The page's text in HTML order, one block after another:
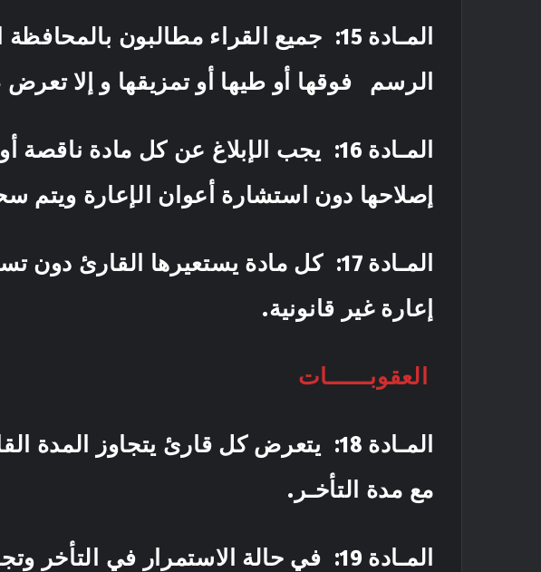
المـادة 15
: جميع القراء مطالبون بالمحافظة
الرسم فوقها أو طيها أو تمزيقها و
المـادة 16
: يجب الإبلاغ عن كل مادة ناقصة أو
إصلاحها دون استشارة أعوان الإعارة
المـادة 17
: كل مادة يستعيرها القارئ دون
إعارة غير
العقوبــــــات
المـادة 18
: يتعرض كل قارئ يتجاوز المدة
مع مدة
المـادة 19 : في حالة الاستمرار في التأخر